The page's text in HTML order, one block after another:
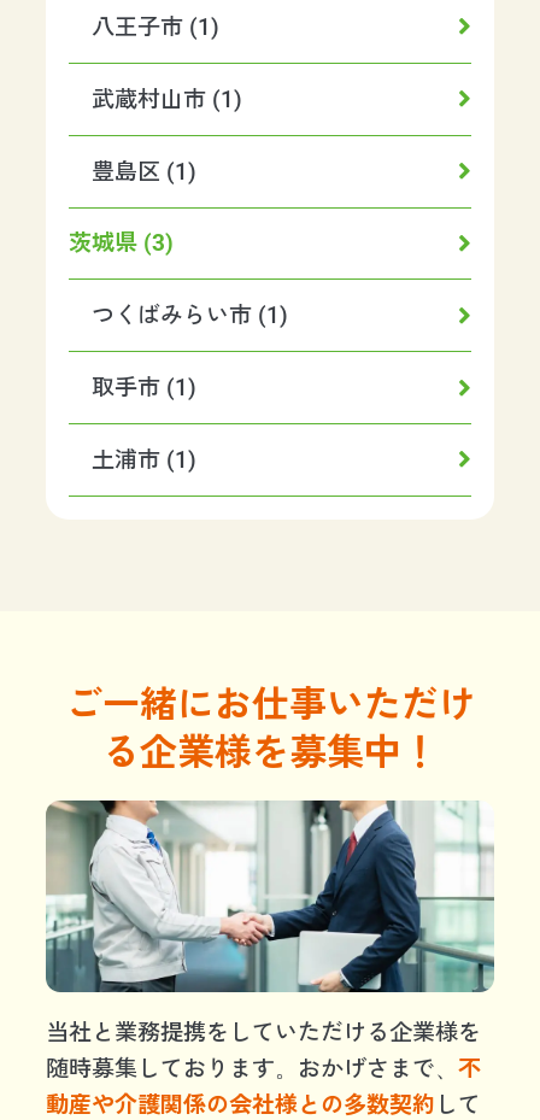
八王子市 (1)
武蔵村山市 (1)
豊島区 (1)
茨城県 (3)
つくばみらい市 (1)
取手市 (1)
土浦市 (1)
ご一緒にお仕事いただけ
る企業様を募集中！
当社と業務提携をしていただける企業様を
随時募集しております。おかげさまで、不
動産や介護関係の会社様との多数契約 して